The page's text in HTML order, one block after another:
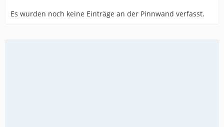
Es wurden noch keine Einträge an der Pinnwand verfasst.